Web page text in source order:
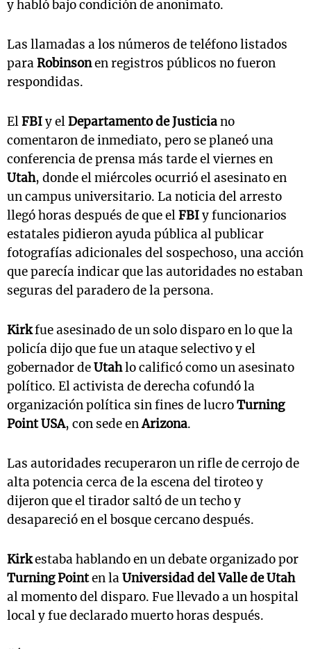
y habló bajo condición de anonimato.
Las llamadas a los números de teléfono listados
paraRobinsonen registros públicos no fueron
respondidas.
ElFBIy elDepartamento de Justiciano
comentaron de inmediato, pero se planeó una
conferencia de prensa más tarde el viernes en
Utah, donde el miércoles ocurrió el asesinato en
un campus universitario. La noticia del arresto
llegó horas después de que elFBIy funcionarios
estatales pidieron ayuda pública al publicar
fotografías adicionales del sospechoso, una acción
que parecía indicar que las autoridades no estaban
seguras del paradero de la persona.
Kirkfue asesinado de un solo disparo en lo que la
policía dijo que fue un ataque selectivo y el
gobernador deUtahlo calificó como un asesinato
político. El activista de derecha cofundó la
organización política sin fines de lucroTurning
Point USA, con sede enArizona.
Las autoridades recuperaron un rifle de cerrojo de
alta potencia cerca de la escena del tiroteo y
dijeron que el tirador saltó de un techo y
desapareció en el bosque cercano después.
Kirkestaba hablando en un debate organizado por
Turning Pointen laUniversidad del Valle de Utah
al momento del disparo. Fue llevado a un hospital
local y fue declarado muerto horas después.